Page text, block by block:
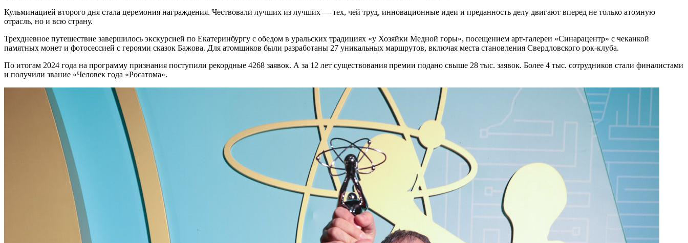
Кульминацией второго дня стала церемония награждения. Чествовали лучших из лучших — ​тех, чей труд, инновационные идеи и преданность делу двигают вперед не только атомную
отрасль, но и всю страну.
Трехдневное путешествие завершилось экскурсией по Екатеринбургу с обедом в уральских традициях «у Хозяйки Медной горы», посещением арт-галереи «Синара­центр» с чеканкой
памятных монет и фотосессией с героями сказок Бажова. Для атомщиков были разработаны 27 уникальных маршрутов, включая места становления Свердловского рок-клуба.
По итогам 2024 года на программу признания поступили рекордные 4268 заявок. А за 12 лет существования премии подано свыше 28 тыс. заявок. Более 4 тыс. сотрудников стали финалистами
и получили звание «Человек года «Росатома».